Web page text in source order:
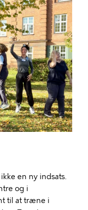
en ny indsats.
og i
til at træne i